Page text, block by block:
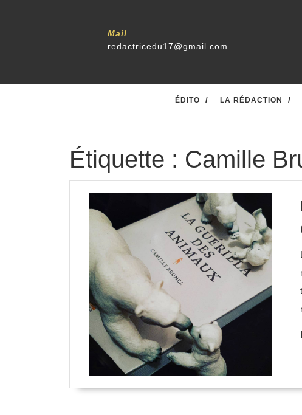
Mail
redactricedu17@gmail.com
ÉDITO LA RÉDACTION
Étiquette : Camille